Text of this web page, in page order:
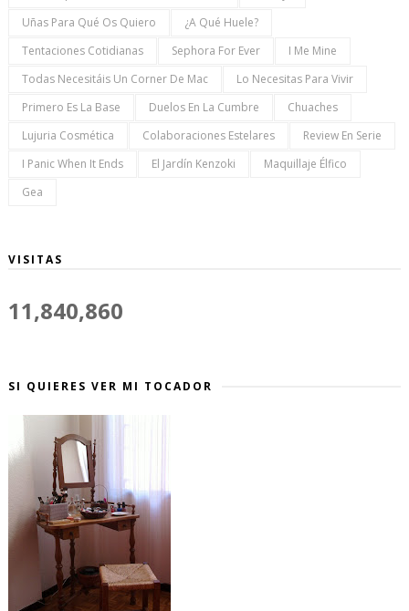
Uñas Para Qué Os Quiero
¿a Qué Huele?
Tentaciones Cotidianas
Sephora For Ever
I Me Mine
Todas Necesitáis Un Corner De Mac
Lo Necesitas Para Vivir
Primero Es La Base
Duelos En La Cumbre
Chuaches
Lujuria Cosmética
Colaboraciones Estelares
Review En Serie
I Panic When It Ends
El Jardín Kenzoki
Maquillaje Élfico
Gea
VISITAS
11,840,860
SI QUIERES VER MI TOCADOR